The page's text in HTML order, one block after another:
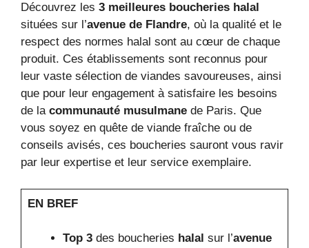
Découvrez les 3 meilleures boucheries halal
situées sur l’avenue de Flandre, où la qualité et le
respect des normes halal sont au cœur de chaque
produit. Ces établissements sont reconnus pour
leur vaste sélection de viandes savoureuses, ainsi
que pour leur engagement à satisfaire les besoins
de la communauté musulmane de Paris. Que
vous soyez en quête de viande fraîche ou de
conseils avisés, ces boucheries sauront vous ravir
par leur expertise et leur service exemplaire.
EN BREF
Top 3des boucheries halal sur l’avenue